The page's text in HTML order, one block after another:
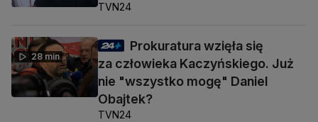
TVN24
28 min
Prokuratura wzięła się
za człowieka Kaczyńskiego. Już
nie "wszystko mogę" Daniel
Obajtek?
TVN24